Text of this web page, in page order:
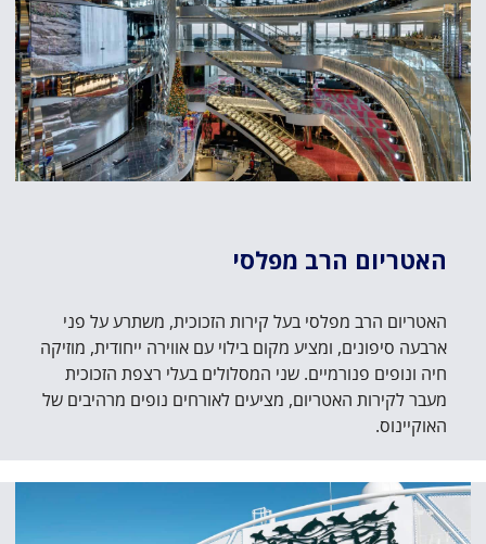
האטריום הרב מפלסי
האטריום הרב מפלסי בעל קירות הזכוכית, משתרע על פני
ארבעה סיפונים, ומציע מקום בילוי עם אווירה ייחודית, מוזיקה
חיה ונופים פנורמיים. שני המסלולים בעלי רצפת הזכוכית
מעבר לקירות האטריום, מציעים לאורחים נופים מרהיבים של
האוקיינוס.